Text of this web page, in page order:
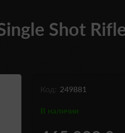
Shot
Код: 249881
В наличии